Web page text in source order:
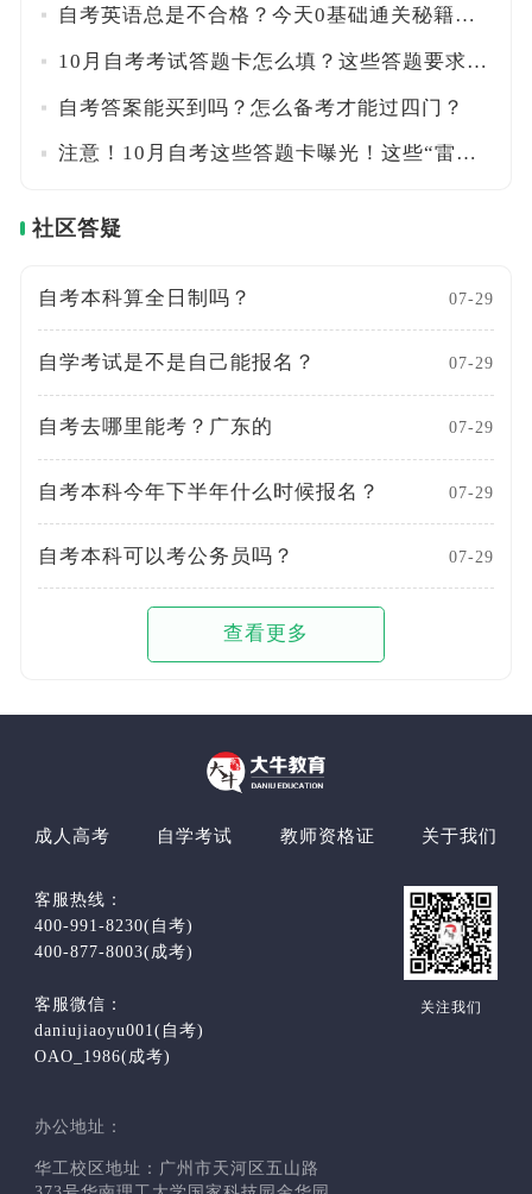
自考英语总是不合格？今天0基础通关秘籍帮你过线！
10月自考考试答题卡怎么填？这些答题要求一定要注意！
自考答案能买到吗？怎么备考才能过四门？
注意！10月自考这些答题卡曝光！这些“雷区”千万别踩
社区答疑
自考本科算全日制吗？ 07-29
自学考试是不是自己能报名？ 07-29
自考去哪里能考？广东的 07-29
自考本科今年下半年什么时候报名？ 07-29
自考本科可以考公务员吗？ 07-29
查看更多
成人高考 自学考试 教师资格证 关于我们
客服热线：
400-991-8230(自考)
400-877-8003(成考)
客服微信：
daniujiaoyu001(自考)
OAO_1986(成考)
办公地址：
华工校区地址：广州市天河区五山路
关注我们